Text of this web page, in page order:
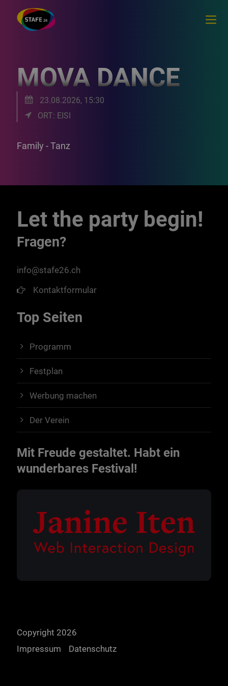
MOVA DANCE
23.08.2026, 15:30
ORT: EISI
Family - Tanz
Let the party begin!
Fragen?
info@stafe26.ch
Kontaktformular
Top Seiten
Programm
Festplan
Werbung machen
Der Verein
Mit Freude gestaltet. Habt ein
wunderbares Festival!
Copyright 2026
Impressum
Datenschutz